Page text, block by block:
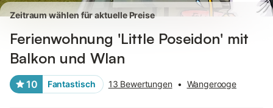
Zeitraum wählen für aktuelle Preise
Ferienwohnung 'Little Poseidon' mit
Balkon und Wlan
10 Fantastisch 13 Bewertungen • Wangerooge